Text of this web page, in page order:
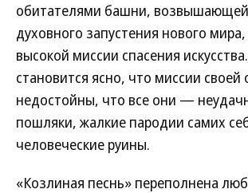
обитателями башни,
духовного запустения нового
высокой миссии спасения
становится ясно, что миссии своей
недостойны, что все они —
пошляки, жалкие пародии самих
человеческие руины.
«Козлиная песнь» переполнена